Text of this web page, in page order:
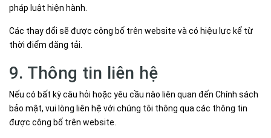
pháp luật hiện hành.
Các thay đổi sẽ được công bố trên website và có hiệu lực kể từ
thời điểm đăng tải.
9. Thông tin liên hệ
Nếu có bất kỳ câu hỏi hoặc yêu cầu nào liên quan đến Chính sách
bảo mật, vui lòng liên hệ với chúng tôi thông qua các thông tin
được công bố trên website.